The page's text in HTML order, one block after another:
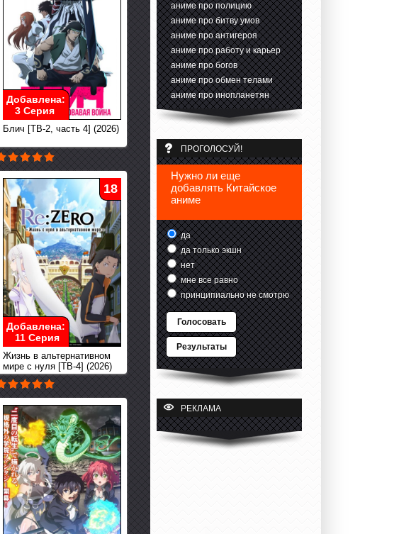
Блич [ТВ-2, часть 4] (2026)
Добавлена:
3 Серия
Жизнь в альтернативном
мире с нуля [ТВ-4] (2026)
18
Добавлена:
11 Серия
аниме про полицию
аниме про битву умов
аниме про антигероя
аниме про работу и карьер
аниме про богов
аниме про обмен телами
аниме про инопланетян
ПРОГОЛОСУЙ!
Нужно ли еще
добавлять Китайское
аниме
да
да только экшн
нет
мне все равно
принципиально не смотрю
Голосовать
Результаты
РЕКЛАМА